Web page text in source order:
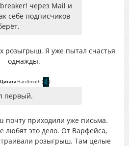
через Mail и
себе подписчиков
розыгрыш. Я уже пытал счастья
однажды.
ЦитатаHardtmuth ( )
первый.
почту приходили уже письма.
любят это дело. От Варфейса,
розыгрыш. Там целые